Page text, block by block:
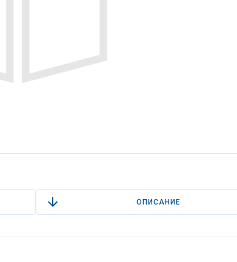
ОПИСАНИЕ